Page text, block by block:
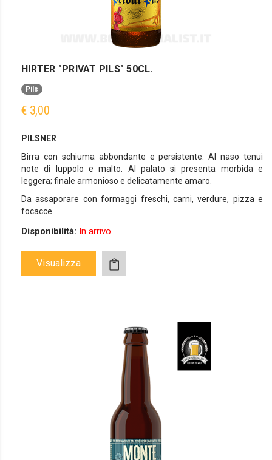
HIRTER "PRIVAT PILS" 50CL.
Pils
€ 3,00
PILSNER
Birra con schiuma abbondante e persistente. Al naso tenui
note di luppolo e malto. Al palato si presenta morbida e
leggera; finale armonioso e delicatamente amaro.
Da assaporare con formaggi freschi, carni, verdure, pizza e
focacce.
Disponibilità: In arrivo
Visualizza